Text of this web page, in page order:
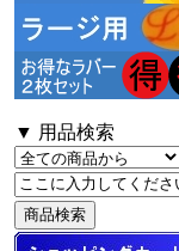
▼ 用品検索